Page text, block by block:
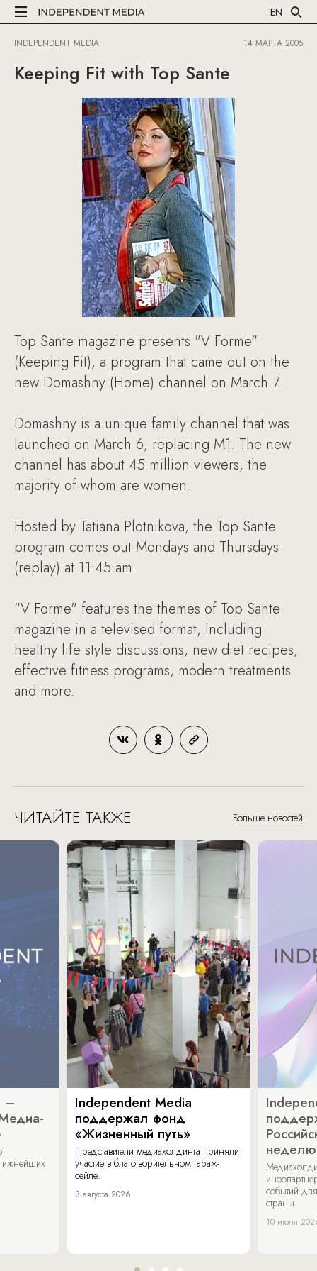
EN
INDEPENDENT MEDIA 14 МАРТА 2005
Keeping Fit with Top Sante
Top Sante magazine presents "V Forme"
(Keeping Fit), a program that came out on the
new Domashny (Home) channel on March 7.
Domashny is a unique family channel that was
launched on March 6, replacing M1. The new
channel has about 45 million viewers, the
majority of whom are women.
Hosted by Tatiana Plotnikova, the Top Sante
program comes out Mondays and Thursdays
(replay) at 11:45 am.
"V Forme" features the themes of Top Sante
magazine in a televised format, including
healthy life style discussions, new diet recipes,
effective fitness programs, modern treatments
and more.
ЧИТАЙТЕ ТАКЖЕ Больше новостей
–
Independent Media
поддержал фонд
«Жизненный путь»
Представители медиахолдинга приняли
участие в благотворительном гараж-
сейле.
3 августа 2026
неделю
событий
страны.
10 июля